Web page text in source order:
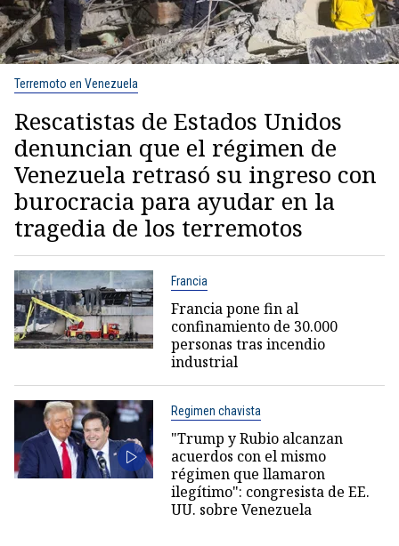
Terremoto en Venezuela
Rescatistas de Estados Unidos
denuncian que el régimen de
Venezuela retrasó su ingreso con
burocracia para ayudar en la
tragedia de los terremotos
Francia
Francia pone fin al
confinamiento de 30.000
personas tras incendio
industrial
Regimen chavista
"Trump y Rubio alcanzan
acuerdos con el mismo
régimen que llamaron
ilegítimo": congresista de EE.
UU. sobre Venezuela